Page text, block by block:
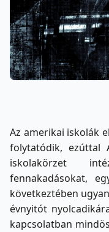
Az amerikai iskolák
folytatódik, ezúttal
iskolakörzet
fennakadásokat,
következtében
évnyitót
kapcsolatban